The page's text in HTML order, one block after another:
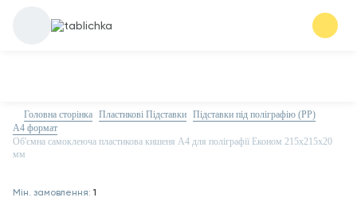
Головна сторінка Пластикові Підставки Підставки під поліграфію (PP)
А4 формат
Об'ємна самоклеюча пластикова кишеня А4 для поліграфії Економ 215х215х20
мм
Мін. замовлення: 1